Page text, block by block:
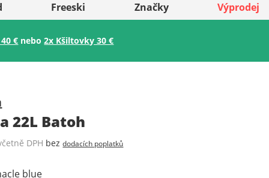
Uložit
Freeski Značky Výprodej
€ nebo2x Kšiltovky 30 €
22L Batoh
DPH bezdodacích poplatků
blue